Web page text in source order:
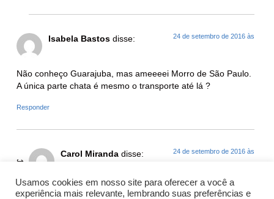
Isabela Bastos disse: 24 de setembro de 2016 às
Não conheço Guarajuba, mas ameeeei Morro de São Paulo.
A única parte chata é mesmo o transporte até lá ?
Responder
Carol Miranda disse: 24 de setembro de 2016 às
Concordo!!!
Usamos cookies em nosso site para oferecer a você a
experiência mais relevante, lembrando suas preferências e